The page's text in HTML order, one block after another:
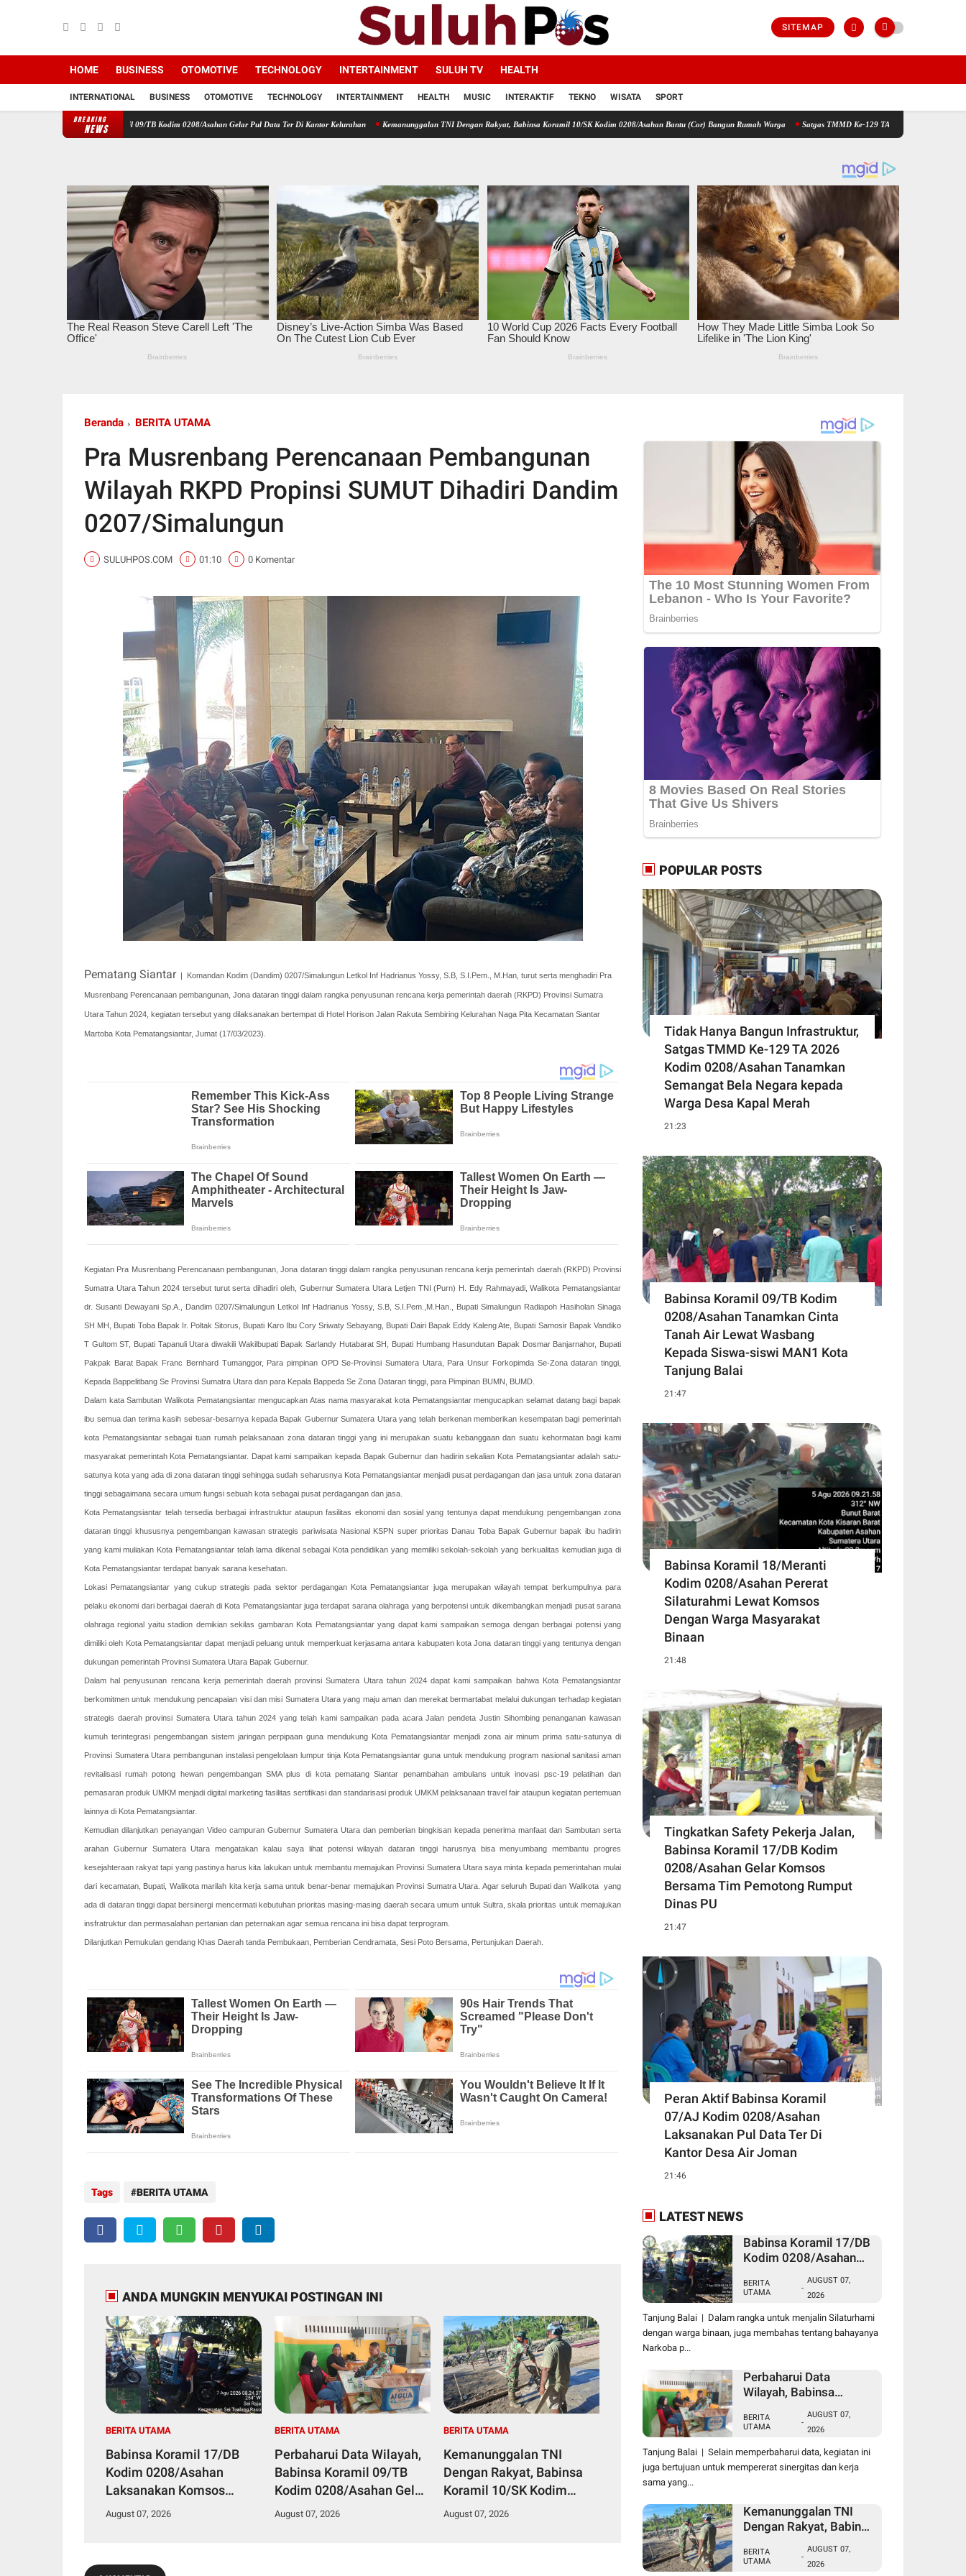
SITEMAP
HOME BUSINESS OTOMOTIVE TECHNOLOGY INTERTAINMENT SULUH TV HEALTH
INTERNATIONAL BUSINESS OTOMOTIVE TECHNOLOGY INTERTAINMENT HEALTH MUSIC INTERAKTIF TEKNO WISATA SPORT
BREAKING
NEWS
Babinsa Koramil 09/TB Kodim 0208/Asahan Gelar Pul Data Ter Di Kantor Kelurahan Kemanunggalan TNI Dengan Rakyat, Babinsa Koramil 10/SK Kodim 0208/Asahan Bantu (Cor) Bangun Rumah Warga Satgas TMMD Ke-129 TA 2026 Kodim 0208/Asahan Jadi Solusi
Beranda BERITA UTAMA
Pra Musrenbang Perencanaan Pembangunan
Wilayah RKPD Propinsi SUMUT Dihadiri Dandim
0207/Simalungun
SULUHPOS.COM 01:10 0 Komentar
Pematang Siantar | Komandan Kodim (Dandim) 0207/Simalungun Letkol Inf Hadrianus Yossy, S.B, S.I.Pem., M.Han, turut serta menghadiri Pra
Musrenbang Perencanaan pembangunan, Jona dataran tinggi dalam rangka penyusunan rencana kerja pemerintah daerah (RKPD) Provinsi Sumatra
Utara Tahun 2024, kegiatan tersebut yang dilaksanakan bertempat di Hotel Horison Jalan Rakuta Sembiring Kelurahan Naga Pita Kecamatan Siantar
Martoba Kota Pematangsiantar, Jumat (17/03/2023).
Kegiatan Pra Musrenbang Perencanaan pembangunan, Jona dataran tinggi dalam rangka penyusunan rencana kerja pemerintah daerah (RKPD) Provinsi
Sumatra Utara Tahun 2024 tersebut turut serta dihadiri oleh, Gubernur Sumatera Utara Letjen TNI (Purn) H. Edy Rahmayadi, Walikota Pematangsiantar
dr. Susanti Dewayani Sp.A., Dandim 0207/Simalungun Letkol Inf Hadrianus Yossy, S.B, S.I.Pem.,M.Han., Bupati Simalungun Radiapoh Hasiholan Sinaga
SH MH, Bupati Toba Bapak Ir. Poltak Sitorus, Bupati Karo Ibu Cory Sriwaty Sebayang, Bupati Dairi Bapak Eddy Kaleng Ate, Bupati Samosir Bapak Vandiko
T Gultom ST, Bupati Tapanuli Utara diwakili Wakilbupati Bapak Sarlandy Hutabarat SH, Bupati Humbang Hasundutan Bapak Dosmar Banjarnahor, Bupati
Pakpak Barat Bapak Franc Bernhard Tumanggor, Para pimpinan OPD Se-Provinsi Sumatera Utara, Para Unsur Forkopimda Se-Zona dataran tinggi,
Kepada Bappelitbang Se Provinsi Sumatra Utara dan para Kepala Bappeda Se Zona Dataran tinggi, para Pimpinan BUMN, BUMD.
Dalam kata Sambutan Walikota Pematangsiantar mengucapkan Atas nama masyarakat kota Pematangsiantar mengucapkan selamat datang bagi bapak
ibu semua dan terima kasih sebesar-besarnya kepada Bapak Gubernur Sumatera Utara yang telah berkenan memberikan kesempatan bagi pemerintah
kota Pematangsiantar sebagai tuan rumah pelaksanaan zona dataran tinggi yang ini merupakan suatu kebanggaan dan suatu kehormatan bagi kami
masyarakat pemerintah Kota Pematangsiantar. Dapat kami sampaikan kepada Bapak Gubernur dan hadirin sekalian Kota Pematangsiantar adalah satu-
satunya kota yang ada di zona dataran tinggi sehingga sudah seharusnya Kota Pematangsiantar menjadi pusat perdagangan dan jasa untuk zona dataran
tinggi sebagaimana secara umum fungsi sebuah kota sebagai pusat perdagangan dan jasa.
Kota Pematangsiantar telah tersedia berbagai infrastruktur ataupun fasilitas ekonomi dan sosial yang tentunya dapat mendukung pengembangan zona
dataran tinggi khususnya pengembangan kawasan strategis pariwisata Nasional KSPN super prioritas Danau Toba Bapak Gubernur bapak ibu hadirin
yang kami muliakan Kota Pematangsiantar telah lama dikenal sebagai Kota pendidikan yang memiliki sekolah-sekolah yang berkualitas kemudian juga di
Kota Pematangsiantar terdapat banyak sarana kesehatan.
Lokasi Pematangsiantar yang cukup strategis pada sektor perdagangan Kota Pematangsiantar juga merupakan wilayah tempat berkumpulnya para
pelaku ekonomi dari berbagai daerah di Kota Pematangsiantar juga terdapat sarana olahraga yang berpotensi untuk dikembangkan menjadi pusat sarana
olahraga regional yaitu stadion demikian sekilas gambaran Kota Pematangsiantar yang dapat kami sampaikan semoga dengan berbagai potensi yang
dimiliki oleh Kota Pematangsiantar dapat menjadi peluang untuk memperkuat kerjasama antara kabupaten kota Jona dataran tinggi yang tentunya dengan
dukungan pemerintah Provinsi Sumatera Utara Bapak Gubernur.
Dalam hal penyusunan rencana kerja pemerintah daerah provinsi Sumatera Utara tahun 2024 dapat kami sampaikan bahwa Kota Pematangsiantar
berkomitmen untuk mendukung pencapaian visi dan misi Sumatera Utara yang maju aman dan merekat bermartabat melalui dukungan terhadap kegiatan
strategis daerah provinsi Sumatera Utara tahun 2024 yang telah kami sampaikan pada acara Jalan pendeta Justin Sihombing penanganan kawasan
kumuh terintegrasi pengembangan sistem jaringan perpipaan guna mendukung Kota Pematangsiantar menjadi zona air minum prima satu-satunya di
Provinsi Sumatera Utara pembangunan instalasi pengelolaan lumpur tinja Kota Pematangsiantar guna untuk mendukung program nasional sanitasi aman
revitalisasi rumah potong hewan pengembangan SMA plus di kota pematang Siantar penambahan ambulans untuk inovasi psc-19 pelatihan dan
pemasaran produk UMKM menjadi digital marketing fasilitas sertifikasi dan standarisasi produk UMKM pelaksanaan travel fair ataupun kegiatan pertemuan
lainnya di Kota Pematangsiantar.
Kemudian dilanjutkan penayangan Video campuran Gubernur Sumatera Utara dan pemberian bingkisan kepada penerima manfaat dan Sambutan serta
arahan Gubernur Sumatera Utara mengatakan kalau saya lihat potensi wilayah dataran tinggi harusnya bisa menyumbang membantu progres
kesejahteraan rakyat tapi yang pastinya harus kita lakukan untuk membantu memajukan Provinsi Sumatera Utara saya minta kepada pemerintahan mulai
dari kecamatan, Bupati, Walikota marilah kita kerja sama untuk benar-benar memajukan Provinsi Sumatra Utara. Agar seluruh Bupati dan Walikota yang
ada di dataran tinggi dapat bersinergi mencermati kebutuhan prioritas masing-masing daerah secara umum untuk Sultra, skala prioritas untuk memajukan
insfratruktur dan permasalahan pertanian dan peternakan agar semua rencana ini bisa dapat terprogram.
Dilanjutkan Pemukulan gendang Khas Daerah tanda Pembukaan, Pemberian Cendramata, Sesi Poto Bersama, Pertunjukan Daerah.
Tags BERITA UTAMA
ANDA MUNGKIN MENYUKAI POSTINGAN INI
BERITA UTAMA
Babinsa Koramil 17/DB
Kodim 0208/Asahan
Laksanakan Komsos
Bersama Dengan Abang
August 07, 2026
BERITA UTAMA
Perbaharui Data Wilayah,
Babinsa Koramil 09/TB
Kodim 0208/Asahan Gelar
Pul Data Ter Di Kantor
August 07, 2026
BERITA UTAMA
Kemanunggalan TNI
Dengan Rakyat, Babinsa
Koramil 10/SK Kodim
0208/Asahan Bantu (Cor)
August 07, 2026
POPULAR POSTS
Tidak Hanya Bangun Infrastruktur,
Satgas TMMD Ke-129 TA 2026
Kodim 0208/Asahan Tanamkan
Semangat Bela Negara kepada
Warga Desa Kapal Merah
21:23
Babinsa Koramil 09/TB Kodim
0208/Asahan Tanamkan Cinta
Tanah Air Lewat Wasbang
Kepada Siswa-siswi MAN1 Kota
Tanjung Balai
21:47
Babinsa Koramil 18/Meranti
Kodim 0208/Asahan Pererat
Silaturahmi Lewat Komsos
Dengan Warga Masyarakat
Binaan
21:48
Tingkatkan Safety Pekerja Jalan,
Babinsa Koramil 17/DB Kodim
0208/Asahan Gelar Komsos
Bersama Tim Pemotong Rumput
Dinas PU
21:47
Peran Aktif Babinsa Koramil
07/AJ Kodim 0208/Asahan
Laksanakan Pul Data Ter Di
Kantor Desa Air Joman
21:46
LATEST NEWS
Babinsa Koramil 17/DB
Kodim 0208/Asahan
Bersama Dengan Abang
BERITA
UTAMA
-
AUGUST 07,
2026
Tanjung Balai | Dalam rangka untuk menjalin Silaturhami
dengan warga binaan, juga membahas tentang bahayanya
Narkoba p...
Perbaharui Data
Wilayah, Babinsa
0208/Asahan Gelar Pul
Data Ter Di Kantor
Kelurahan
BERITA
UTAMA
-
AUGUST 07,
2026
Tanjung Balai | Selain memperbaharui data, kegiatan ini
juga bertujuan untuk mempererat sinergitas dan kerja
sama yang...
Kemanunggalan TNI
Dengan Rakyat, Babinsa
0208/Asahan Bantu
(Cor) Bangun Rumah
BERITA
UTAMA
-
AUGUST 07,
2026